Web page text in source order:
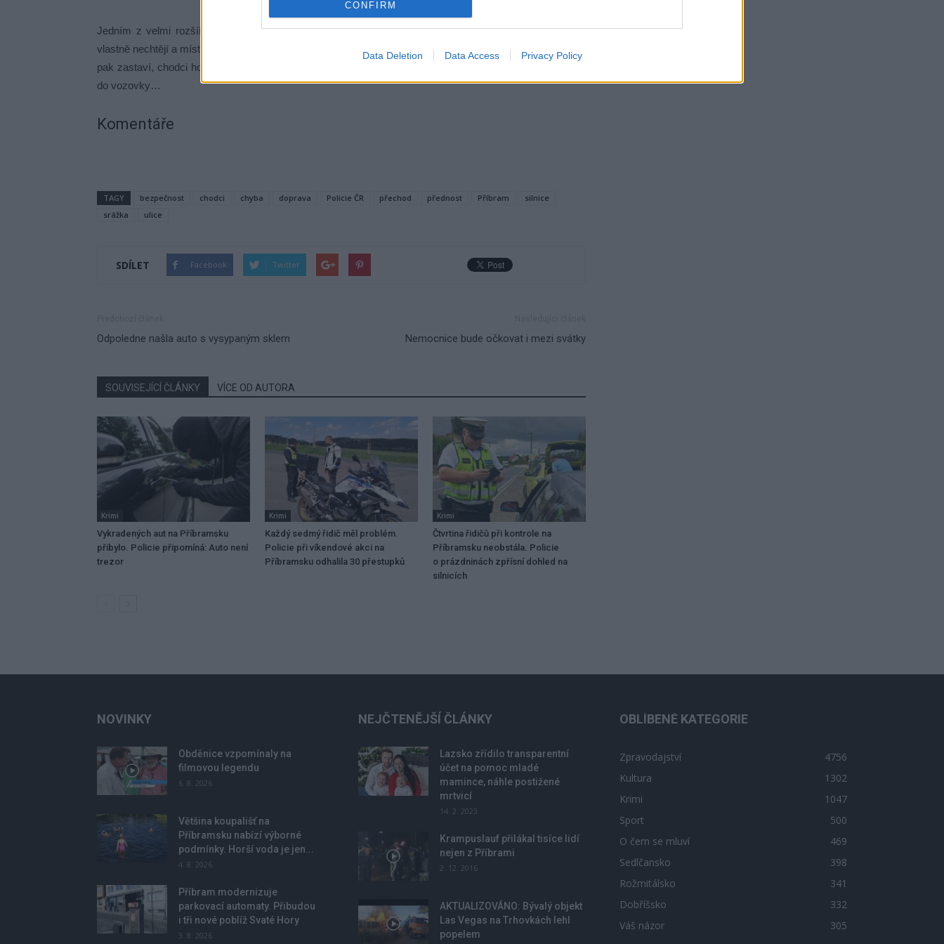
CONFIRM
Data Deletion Data Access Privacy Policy
Jedním z velmi rozšířených neduhů chodců je, také to, že se zastaví před přechodem, ale přecházet
vlastně nechtějí a místo toho zabřednou s někým do hovoru. Je to specialita především starších žen. Řidič
pak zastaví, chodci ho ale ani nezaregistrují a dál pokračují v hovoru, když se pak auto rozjezde, vstoupí
do vozovky…
Komentáře
TAGY bezpečnost chodci chyba doprava Policie ČR přechod přednost Příbram
silnice
srážka
ulice
SDÍLET Facebook Twitter
Odpoledne našla auto s vysypaným sklem Nemocnice bude očkovat i mezi svátky
SOUVISEJÍCÍ ČLÁNKY VÍCE OD AUTORA
Krimi
Vykradených aut na Příbramsku
přibylo. Policie připomíná: Auto není
trezor
Krimi
Každý sedmý řidič měl problém.
Policie při víkendové akci na
Příbramsku odhalila 30 přestupků
Krimi
Čtvrtina řidičů při kontrole na
Příbramsku neobstála. Policie
o prázdninách zpřísní dohled na
silnicích
NOVINKY
Obděnice vzpomínaly na
filmovou legendu
6. 8. 2026
Většina koupališť na
Příbramsku nabízí výborné
podmínky. Horší voda je jen...
4. 8. 2026
Příbram modernizuje
parkovací automaty. Přibudou
i tři nové poblíž Svaté Hory
3. 8. 2026
NEJČTENĚJŠÍ ČLÁNKY
Lazsko zřídilo transparentní
účet na pomoc mladé
mamince, náhle postižené
mrtvicí
14. 2. 2023
Krampuslauf přilákal tisíce lidí
nejen z Příbrami
2. 12. 2016
AKTUALIZOVÁNO: Bývalý objekt
Las Vegas na Trhovkách lehl
popelem
OBLÍBENÉ KATEGORIE
Zpravodajství
4756
Kultura
1302
Krimi
1047
Sport
500
O čem se mluví
469
Sedlčansko
398
Rožmitálsko
341
Dobříšsko
332
Váš názor
305